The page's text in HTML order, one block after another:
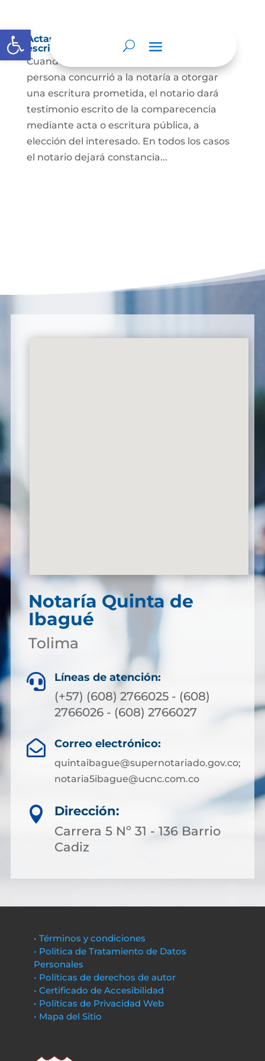
Abrir barra de herramientas
Actas de comparecencia para otorgar
escritura pública
Cuando se trate de comprobar que una
persona concurrió a la notaría a otorgar
una escritura prometida, el notario dará
testimonio escrito de la comparecencia
mediante acta o escritura pública, a
elección del interesado. En todos los casos
el notario dejará constancia...
Notaría Quinta de
Ibagué
Tolima
 Líneas de atención:
(+57) (608) 2766025 - (608)
2766026 - (608) 2766027
 Correo electrónico:
quintaibague@supernotariado.gov.co;
notaria5ibague@ucnc.com.co

Dirección:
Carrera 5 Nº 31 - 136 Barrio
Cadiz
• Términos y condiciones
• Política de Tratamiento de Datos
Personales
• Políticas de derechos de autor
• Certificado de Accesibilidad
• Políticas de Privacidad Web
• Mapa del Sitio